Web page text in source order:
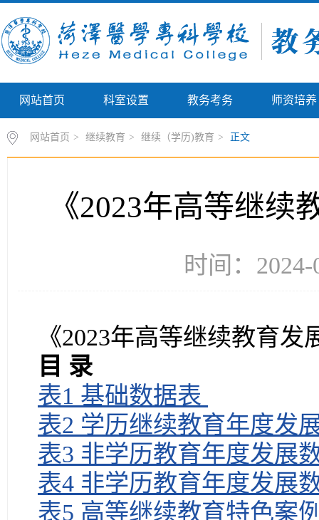
网站首页 科室设置 教务考务 师资培养
网站首页 > 继续教育 > 继续（学历)教育 > 正文
《2023年高等继
时间：
《2023年高等继续教育
目 录
表1 基础数据表
表2 学历继续教育年度发
表3 非学历教育年度发展
表4 非学历教育年度发展
表5 高等继续教育特色案